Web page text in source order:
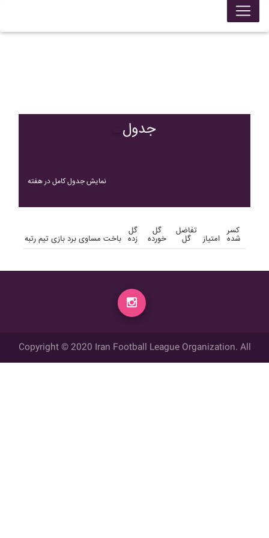
جدول
نمایش جدول کامل در هفته
رتبه تیم بازی برد مساوی باخت
گل
زده
گل
خورده
تفاضل
گل امتیاز
کسر
شده
Copyright © 2020 Iran Football League Organization. All